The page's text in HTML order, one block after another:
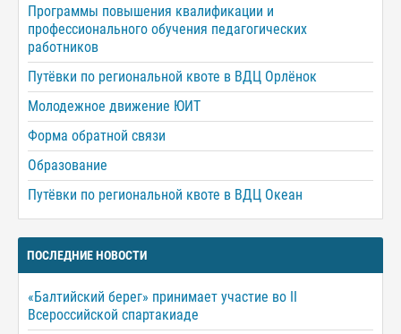
Программы повышения квалификации и
профессионального обучения педагогических
работников
Путёвки по региональной квоте в ВДЦ Орлёнок
Молодежное движение ЮИТ
Форма обратной связи
Образование
Путёвки по региональной квоте в ВДЦ Океан
ПОСЛЕДНИЕ НОВОСТИ
«Балтийский берег» принимает участие во II
Всероссийской спартакиаде